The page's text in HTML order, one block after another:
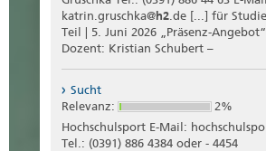
katrin.gruschka@h2.de [...] für
Teil | 5. Juni 2026 „Präsenz-
Dozent: Kristian Schubert –
Sucht
Relevanz:
2%
Hochschulsport E-Mail:
Tel.: (0391) 886 4384 oder - 4454